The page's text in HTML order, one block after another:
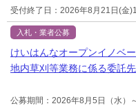
受付終了日：2026年8月21日(金
入札・業者公募
けいはんなオープンイノベ
地内草刈等業務に係る委託
公募期間：2026年8月5日（水）